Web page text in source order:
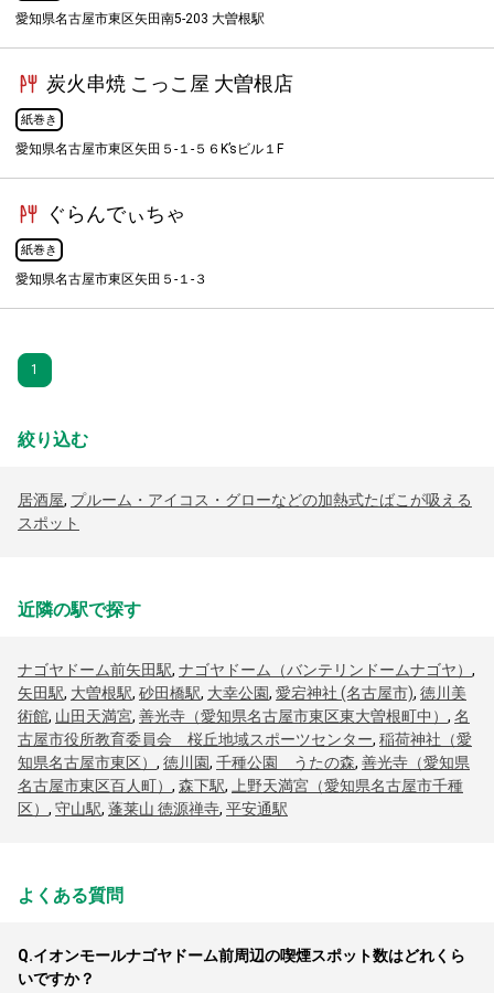
愛知県名古屋市東区矢田南5-203 大曽根駅
炭火串焼 こっこ屋 大曽根店
紙巻き
愛知県名古屋市東区矢田５-１-５６K’sビル１F
ぐらんでぃちゃ
紙巻き
愛知県名古屋市東区矢田５-１-３
1
絞り込む
居酒屋, プルーム・アイコス・グローなどの加熱式たばこが吸える
スポット
近隣の駅で探す
ナゴヤドーム前矢田駅, ナゴヤドーム（バンテリンドームナゴヤ） ,
矢田駅, 大曽根駅, 砂田橋駅, 大幸公園, 愛宕神社 (名古屋市), 徳川美
術館, 山田天満宮, 善光寺（愛知県名古屋市東区東大曽根町中） , 名
古屋市役所教育委員会 桜丘地域スポーツセンター, 稲荷神社（愛
知県名古屋市東区） , 徳川園, 千種公園 うたの森, 善光寺（愛知県
名古屋市東区百人町） , 森下駅,
上野天満宮（愛知県名古屋市千種
区） , 守山駅, 蓬莱山 徳源禅寺, 平安通駅
よくある質問
Q.イオンモールナゴヤドーム前周辺の喫煙スポット数はどれくら
いですか？